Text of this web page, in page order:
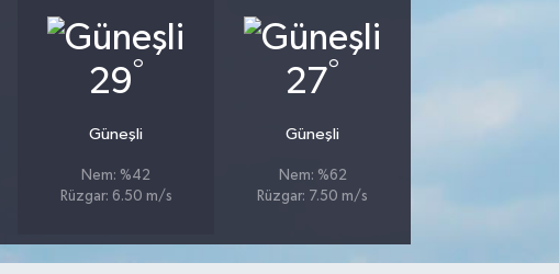
29°
Güneşli
Nem: %42
Rüzgar: 6.50 m/s
27°
Güneşli
Nem: %62
Rüzgar: 7.50 m/s